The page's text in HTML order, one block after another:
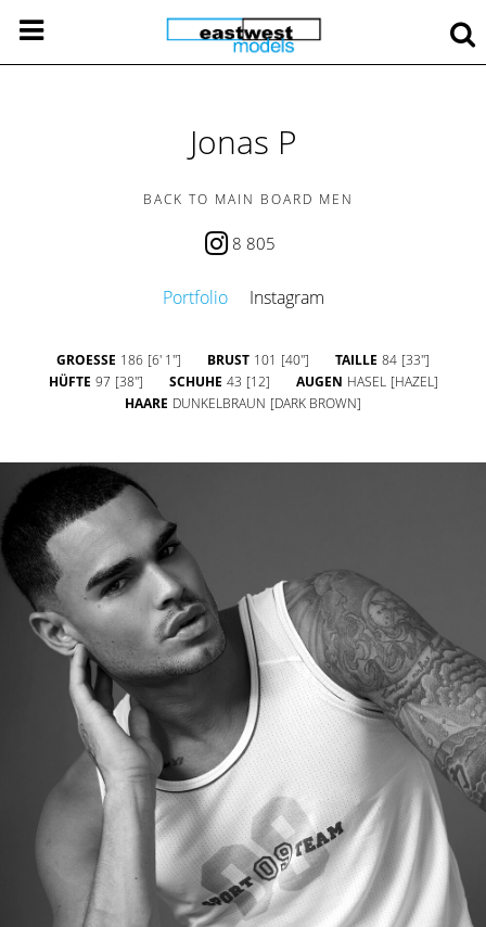
Jonas P
BACK TO MAIN BOARD MEN
8 805
Portfolio Instagram
GROESSE 186 [6' 1''] BRUST 101 [40''] TAILLE 84 [33'']
HÜFTE 97 [38''] SCHUHE 43 [12] AUGEN HASEL [HAZEL]
HAARE DUNKELBRAUN [DARK BROWN]